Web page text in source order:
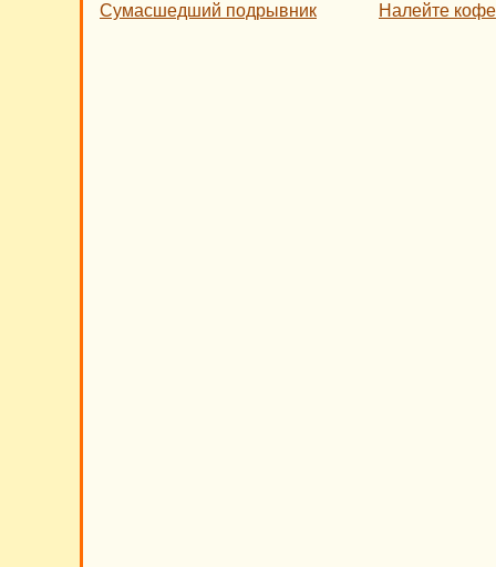
Сумасшедший подрывник Налейте кофе